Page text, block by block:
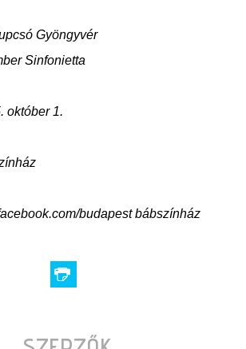
Gyöngyvér
Sinfonietta
október 1.
budapest bábszínház